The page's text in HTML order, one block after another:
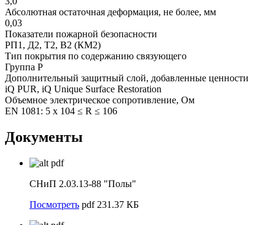
Абсолютная остаточная деформация, не более, мм
0,03
Показатели пожарной безопасности
РП1, Д2, Т2, В2 (КМ2)
Тип покрытия по содержанию связующего
Группа P
Дополнительный защитный слой, добавленные ценности
iQ PUR, iQ Unique Surface Restoration
Объемное электрическое сопротивление, Ом
EN 1081: 5 x 104 ≤ R ≤ 106
Документы
pdf
СНиП 2.03.13-88 "Полы"
Посмотреть pdf 231.37 КБ